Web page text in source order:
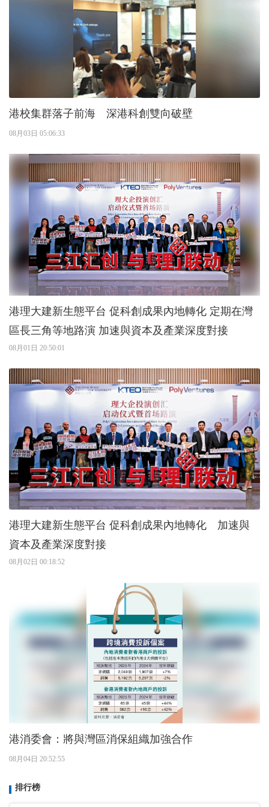
港校集群落子前海 深港科創雙向破壁
08月03日 05:06:33
港理大建新生態平台 促科創成果內地轉化 定期在灣
區長三角等地路演 加速與資本及產業深度對接
08月01日 20:50:01
港理大建新生態平台 促科創成果內地轉化 加速與
資本及產業深度對接
08月02日 00:18:52
港消委會：將與灣區消保組織加強合作
08月04日 20:52:55
排行榜